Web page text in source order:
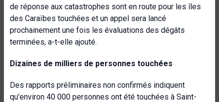
de réponse aux catastrophes sont en route pour les îles
des Caraïbes touchées et un appel sera lancé
prochainement une fois les évaluations des dégâts
terminées, a-t-elle ajouté.
Dizaines de milliers de personnes touchées
Des rapports préliminaires non confirmés indiquent
qu'environ 40 000 personnes ont été touchées à Saint-